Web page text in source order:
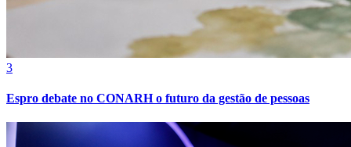
3
Espro debate no CONARH o futuro da gestão de pessoas